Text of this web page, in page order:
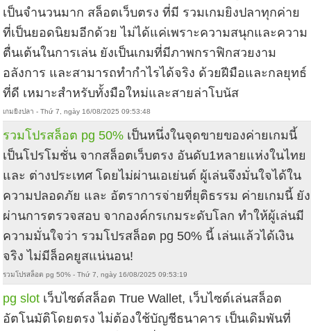
เป็นจำนวนมาก สล็อตเว็บตรง ที่มี รวมเกมยิงปลาทุกค่าย
ที่เป็นยอดนิยมอีกด้วย ไม่ได้แค่เพราะความสนุกและความ
ตื่นเต้นในการเล่น ยังเป็นเกมที่มีภาพกราฟิกสวยงาม
อลังการ และสามารถทำกำไรได้จริง ด้วยฝีมือและกลยุทธ์
ที่ดี เหมาะสำหรับทั้งมือใหม่และสายล่าโบนัส
เกมยิงปลา - Thứ 7, ngày 16/08/2025 09:53:48
รวมโปรสล็อต pg 50% เป็นหนึ่งในจุดขายของค่ายเกมนี้
เป็นโปรโมชั่น จากสล็อตเว็บตรง อันดับ1หลายแห่งในไทย
และ ต่างประเทศ โดยไม่ผ่านเอเย่นต์ ผู้เล่นจึงมั่นใจได้ใน
ความปลอดภัย และ อัตราการจ่ายที่ยุติธรรม ค่ายเกมนี้ ยัง
ผ่านการตรวจสอบ จากองค์กรเกมระดับโลก ทำให้ผู้เล่นมี
ความมั่นใจว่า รวมโปรสล็อต pg 50% นี้ เล่นแล้วได้เงิน
จริง ไม่มีล็อคยูสแน่นอน!
รวมโปรสล็อต pg 50% - Thứ 7, ngày 16/08/2025 09:53:19
pg slot เว็บไซต์สล็อต True Wallet, เว็บไซต์เล่นสล็อต
อัตโนมัติโดยตรง ไม่ต้องใช้บัญชีธนาคาร เป็นเดิมพันที่